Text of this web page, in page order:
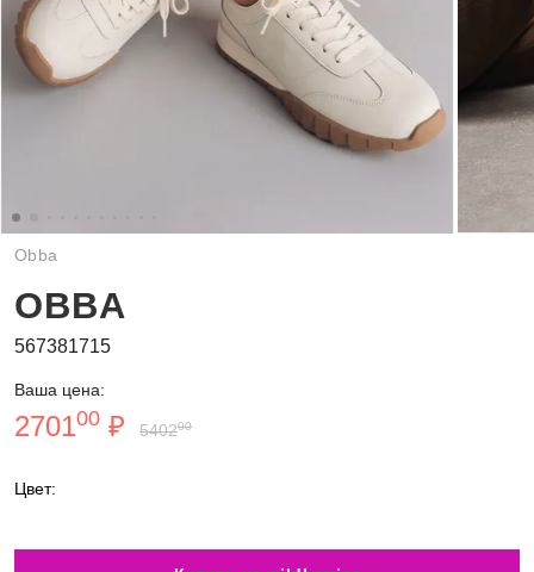
Obba
OBBA
567381715
Ваша цена:
270100 ₽ 540200
Цвет: